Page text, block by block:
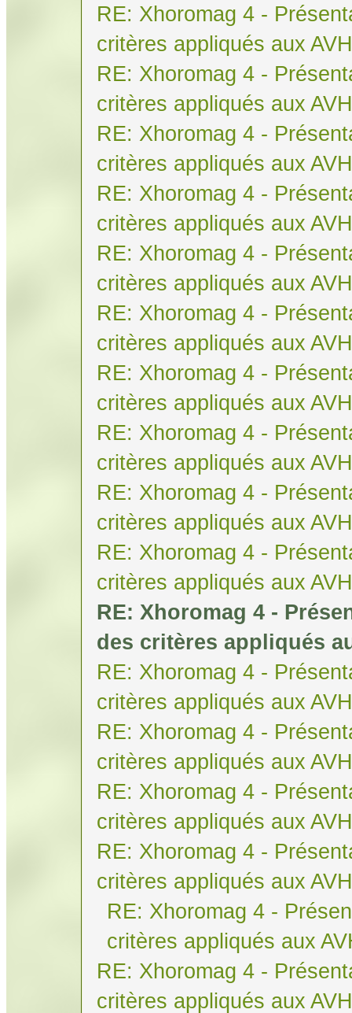
RE: Xhoromag 4 -
critères appliqués aux AVH
RE: Xhoromag 4 -
critères appliqués aux AVH
RE: Xhoromag 4 -
critères appliqués aux AVH
RE: Xhoromag 4 -
critères appliqués aux AVH
RE: Xhoromag 4 -
critères appliqués aux AVH
RE: Xhoromag 4 -
critères appliqués aux AVH
RE: Xhoromag 4 -
critères appliqués aux AVH
RE: Xhoromag 4 -
critères appliqués aux AVH
RE: Xhoromag 4 -
critères appliqués aux AVH
RE: Xhoromag 4 -
critères appliqués aux AVH
RE: Xhoromag 4 -
des critères appliqués
RE: Xhoromag 4 -
critères appliqués aux AVH
RE: Xhoromag 4 -
critères appliqués aux AVH
RE: Xhoromag 4 -
critères appliqués aux AVH
RE: Xhoromag 4 -
critères appliqués aux AVH
RE: Xhoromag 4 -
critères appliqués aux
RE: Xhoromag 4 -
critères appliqués aux AVH